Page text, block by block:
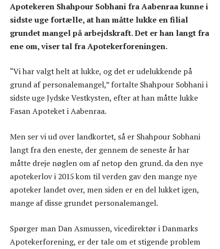
Apotekeren Shahpour Sobhani fra Aabenraa kunne i
sidste uge fortælle, at han måtte lukke en filial
grundet mangel på arbejdskraft. Det er han langt fra
ene om, viser tal fra Apotekerforeningen.
“Vi har valgt helt at lukke, og det er udelukkende på
grund af personalemangel,” fortalte Shahpour Sobhani i
sidste uge Jydske Vestkysten, efter at han måtte lukke
Fasan Apoteket i Aabenraa.
Men ser vi ud over landkortet, så er Shahpour Sobhani
langt fra den eneste, der gennem de seneste år har
måtte dreje nøglen om af netop den grund. da den nye
apotekerlov i 2015 kom til verden gav den mange nye
apoteker landet over, men siden er en del lukket igen,
mange af disse grundet personalemangel.
Spørger man Dan Asmussen, vicedirektør i Danmarks
Apotekerforening, er der tale om et stigende problem